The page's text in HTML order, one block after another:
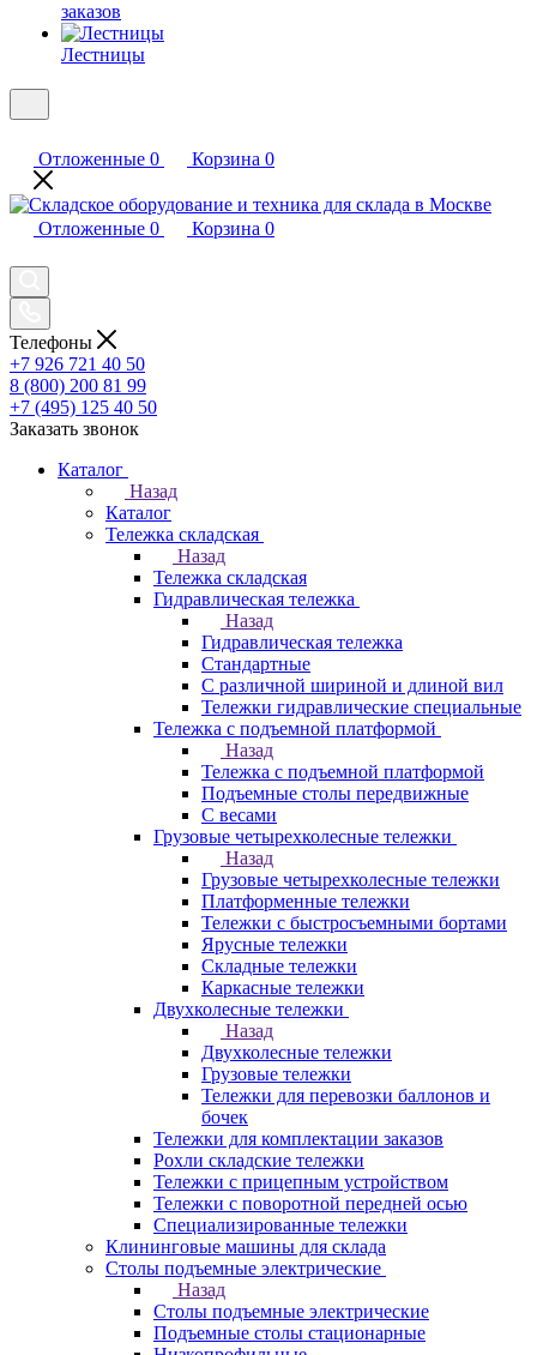
заказов
Лестницы
Отложенные 0 Корзина 0
Отложенные 0 Корзина 0
Телефоны
+7 926 721 40 50
8 (800) 200 81 99
+7 (495) 125 40 50
Заказать звонок
Каталог
Назад
Каталог
Тележка складская
Назад
Тележка складская
Гидравлическая тележка
Назад
Гидравлическая тележка
Стандартные
С различной шириной и длиной вил
Тележки гидравлические специальные
Тележка с подъемной платформой
Назад
Тележка с подъемной платформой
Подъемные столы передвижные
С весами
Грузовые четырехколесные тележки
Назад
Грузовые четырехколесные тележки
Платформенные тележки
Тележки с быстросъемными бортами
Ярусные тележки
Складные тележки
Каркасные тележки
Двухколесные тележки
Назад
Двухколесные тележки
Грузовые тележки
Тележки для перевозки баллонов и
бочек
Тележки для комплектации заказов
Рохли складские тележки
Тележки с прицепным устройством
Тележки с поворотной передней осью
Специализированные тележки
Клининговые машины для склада
Столы подъемные электрические
Назад
Столы подъемные электрические
Подъемные столы стационарные